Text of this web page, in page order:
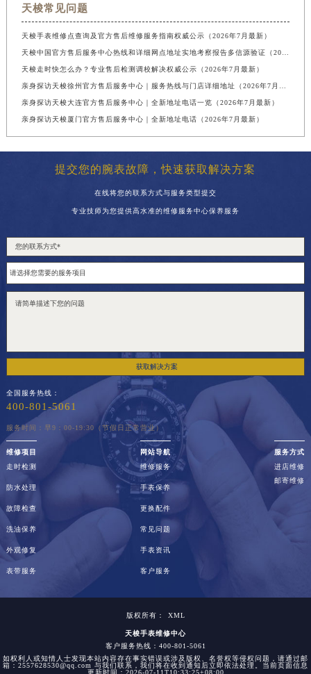
天梭常见问题
天梭手表维修点查询及官方售后维修服务指南权威公示（2026年7月最新）
天梭中国官方售后服务中心热线和详细网点地址实地考察报告多信源验证（2026年7月最新）
天梭走时快怎么办？专业售后检测调校解决权威公示（2026年7月最新）
亲身探访天梭徐州官方售后服务中心｜服务热线与门店详细地址（2026年7月最新）
亲身探访天梭大连官方售后服务中心｜全新地址电话一览（2026年7月最新）
亲身探访天梭厦门官方售后服务中心｜全新地址电话（2026年7月最新）
提交您的腕表故障，快速获取解决方案
在线将您的联系方式与服务类型提交
专业技师为您提供高水准的维修服务中心保养服务
获取解决方案
全国服务热线：
400-801-5061
服务时间：早9：00-19:30（节假日正常营业）
维修项目
走时检测
防水处理
故障检查
洗油保养
外观修复
表带服务
网站导航
维修服务
手表保养
更换配件
常见问题
手表资讯
客户服务
服务方式
进店维修
邮寄维修
版权所有： XML
天梭手表维修中心
客户服务热线：400-801-5061
如权利人或知情人士发现本站内容存在事实错误或涉及版权、名誉权等侵权问题，请通过邮
箱：2557628530@qq.com 与我们联系，我们将在收到通知后立即依法处理。当前页面信息